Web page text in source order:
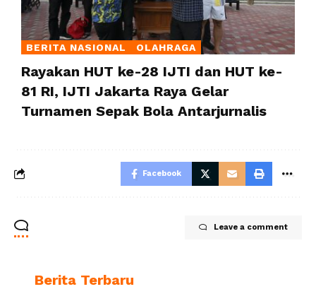
BERITA NASIONAL OLAHRAGA
Rayakan HUT ke-28 IJTI dan HUT ke-
81 RI, IJTI Jakarta Raya Gelar
Turnamen Sepak Bola Antarjurnalis
Facebook
Leave a comment
Berita Terbaru